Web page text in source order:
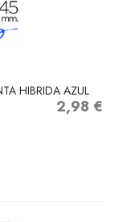
HIBRIDA AZUL
Precio
2,98 €